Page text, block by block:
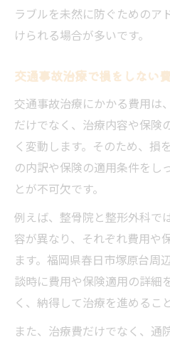
ラブルを未然に防ぐためのア
けられる場合が多いです。
交通事故治療で損をしない
交通事故治療にかかる費用は
だけでなく、治療内容や保険
く変動します。そのため、損
の内訳や保険の適用条件をし
とが不可欠です。
例えば、整骨院と整形外科で
容が異なり、それぞれ費用や
ます。福岡県春日市塚原台周
談時に費用や保険適用の詳細
く、納得して治療を進めるこ
また、治療費だけでなく、通